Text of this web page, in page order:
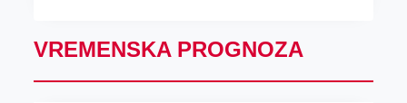
VREMENSKA PROGNOZA